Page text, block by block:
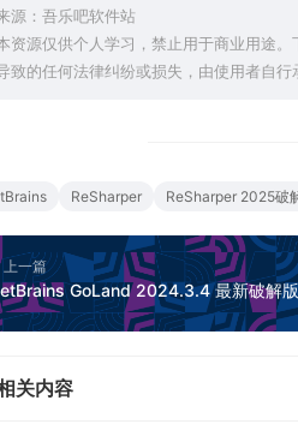
源：吾乐吧软件站
资源仅供个人学习，禁止用于商业用途
致的任何法律纠纷或损失，由使用者自行
ReSharper ReSharper 2025破
上一篇
关内容